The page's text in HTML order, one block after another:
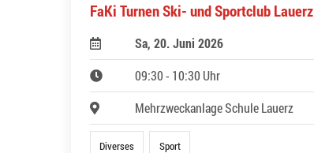
FaKi Turnen Ski- und Sportclub Lauerz
Sa, 20. Juni 2026
09:30 - 10:30 Uhr
Mehrzweckanlage Schule Lauerz
Diverses Sport